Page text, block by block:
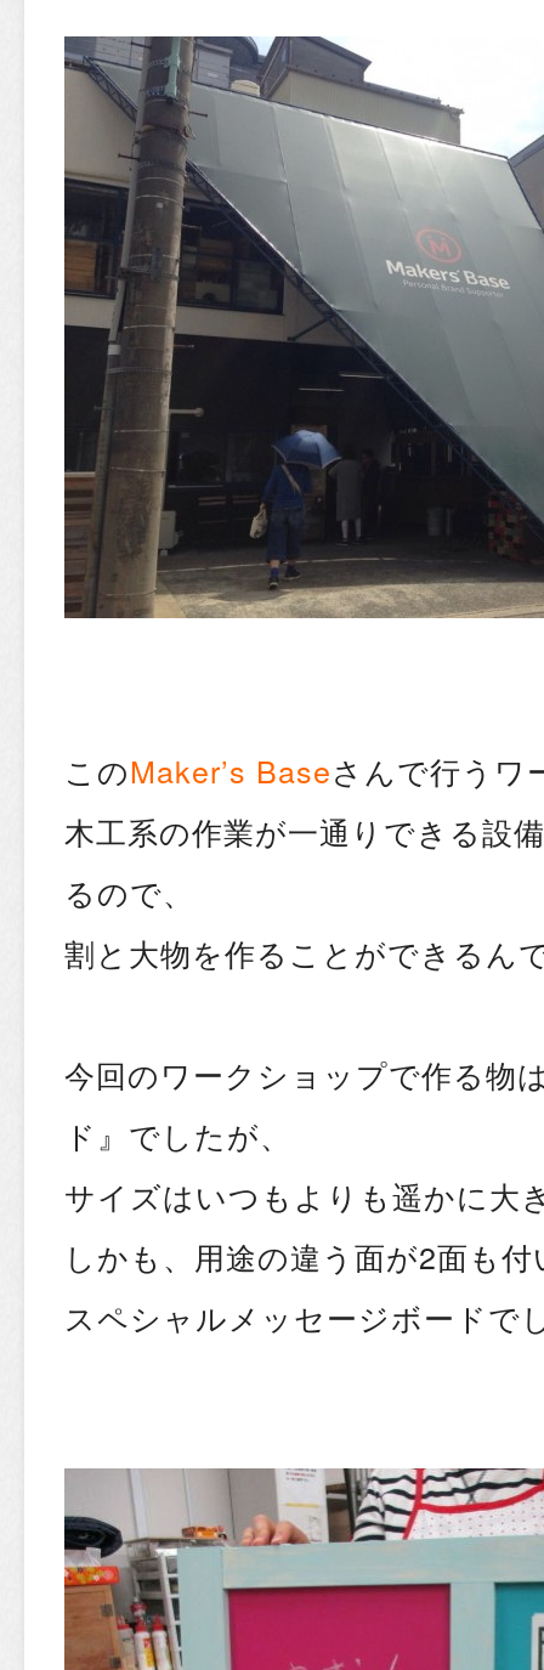
このMaker’s Baseさんで行うワ
木工系の作業が一通りできる設
るので、
割と大物を作ることができるん
今回のワークショップで作る物
ド』でしたが、
サイズはいつもよりも遥かに大
しかも、用途の違う面が2面も
スペシャルメッセージボードで